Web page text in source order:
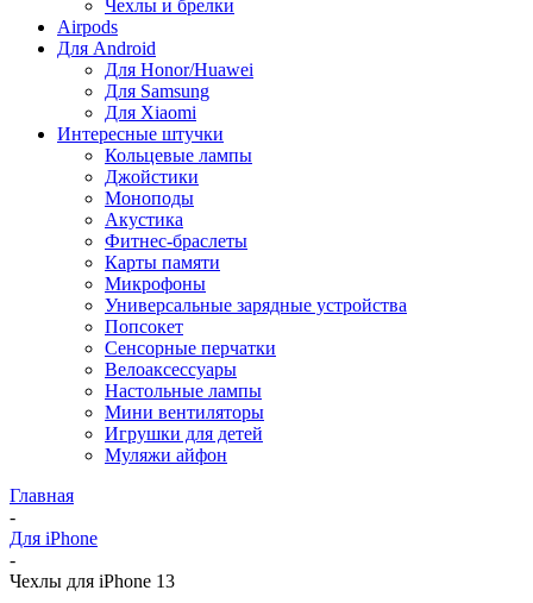
Чехлы и брелки
Airpods
Для Android
Для Honor/Huawei
Для Samsung
Для Xiaomi
Интересные штучки
Кольцевые лампы
Джойстики
Моноподы
Акустика
Фитнес-браслеты
Карты памяти
Микрофоны
Универсальные зарядные устройства
Попсокет
Сенсорные перчатки
Велоаксессуары
Настольные лампы
Мини вентиляторы
Игрушки для детей
Муляжи айфон
Главная
-
Для iPhone
-
Чехлы для iPhone 13